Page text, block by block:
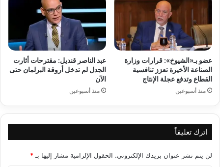
عضو بـ«الشيوخ»: قرارات وزارة
الصناعة الأخيرة تعزز تنافسية
القطاع وتدفع عجلة الإنتاج
منذ أسبوعين
عبد الناصر قنديل: مقترحات أثارت
الجدل لم تدخل أروقة البرلمان حتى
الآن
منذ أسبوعين
اترك تعليقاً
لن يتم نشر عنوان بريدك الإلكتروني. الحقول الإلزامية مشار إليها بـ *